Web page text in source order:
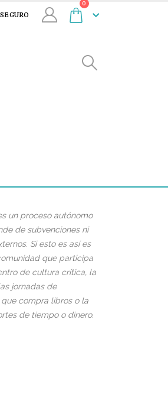
0
un proceso autónomo
de subvenciones ni
Si esto es así es
que participa
de cultura crítica, la
jornadas de
compra libros o la
de tiempo o dinero.